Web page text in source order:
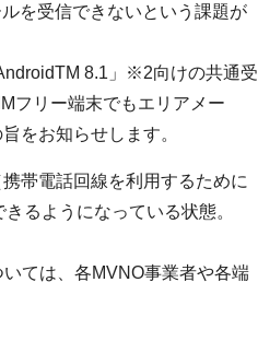
を受信できないという課題が
8.1」※2向けの共通受
フリー端末でもエリアメー
をお知らせします。
帯電話回線を利用するために
るようになっている状態。
ては、各MVNO事業者や各端